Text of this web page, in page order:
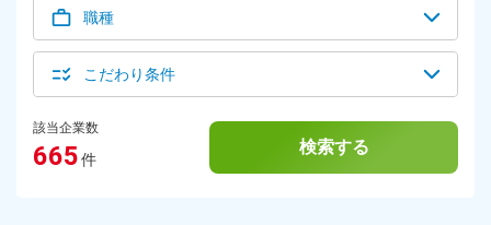
職種
こだわり条件
該当企業数
665件
検索する